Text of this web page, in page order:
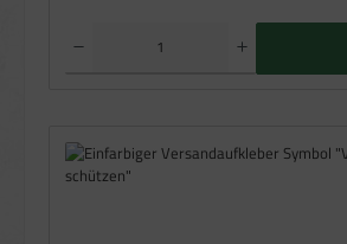
Produkt Anzahl: Gib den gewünschten Wert ein oder